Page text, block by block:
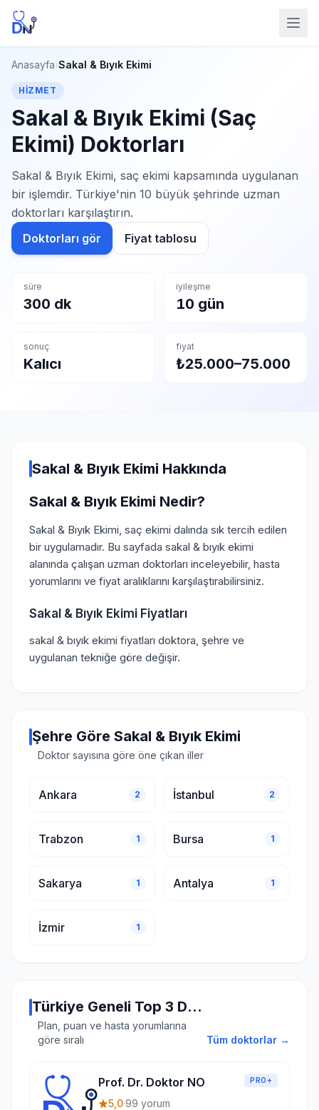
Anasayfa›Sakal & Bıyık Ekimi
HIZMET
Sakal & Bıyık Ekimi (Saç
Ekimi) Doktorları
Sakal & Bıyık Ekimi, saç ekimi kapsamında uygulanan
bir işlemdir. Türkiye'nin 10 büyük şehrinde uzman
doktorları karşılaştırın.
Doktorları gör
Fiyat tablosu
süre
300 dk
iyileşme
10 gün
sonuç
Kalıcı
fiyat
₺25.000–75.000
Sakal & Bıyık Ekimi Hakkında
Sakal & Bıyık Ekimi Nedir?
Sakal & Bıyık Ekimi, saç ekimi dalında sık tercih edilen
bir uygulamadır. Bu sayfada sakal & bıyık ekimi
alanında çalışan uzman doktorları inceleyebilir, hasta
yorumlarını ve fiyat aralıklarını karşılaştırabilirsiniz.
Sakal & Bıyık Ekimi Fiyatları
sakal & bıyık ekimi fiyatları doktora, şehre ve
uygulanan tekniğe göre değişir.
Şehre Göre Sakal & Bıyık Ekimi
Doktor sayısına göre öne çıkan iller
Ankara 2 İstanbul 2
Trabzon 1 Bursa 1
Sakarya 1 Antalya 1
İzmir 1
Türkiye Geneli Top 3 Doktor
Plan, puan ve hasta yorumlarına
göre sıralı
Tüm doktorlar →
Prof. Dr. Doktor NO PRO+
5,0·99 yorum